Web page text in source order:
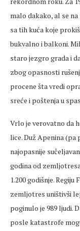
malo dakako, al se
sa tih kuća koje
bukvalno i balkoni.
staro jezgro grada i
zbog opasnosti
procene šta vredi
sreće i poštenja u
Vrlo je verovatno da
lice. Duž Apenina
najopasnije
godina od
1.200 godišnje.
zemljotres uništivši
poginulo je 989 ljudi.
posle katastrofe